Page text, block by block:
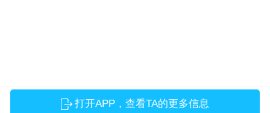
打开APP，查看TA的更多信息